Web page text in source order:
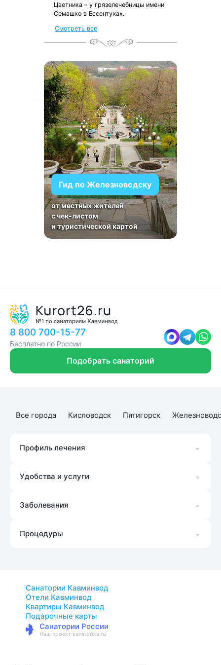
Цветника – у грязелечебницы имени
Семашко в Ессентуках.
Смотреть все
Гид по Железноводску
от местных жителей
с чек-листом
и туристической картой
8 800 700-15-77
Бесплатно по России
Подобрать санаторий
Все города Кисловодск Пятигорск
Профиль лечения
Удобства и услуги
Заболевания
Процедуры
Санатории Кавминвод
Отели Кавминвод
Квартиры Кавминвод
Подарочные карты
Санатории России
Наш проект sanatorika.ru